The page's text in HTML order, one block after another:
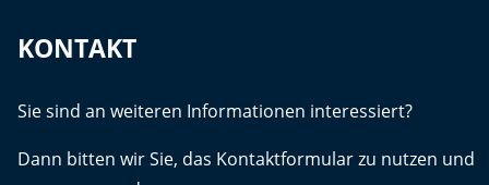
KONTAKT
Sie sind an weiteren Informationen interessiert?
Dann bitten wir Sie, das Kontaktformular zu nutzen und